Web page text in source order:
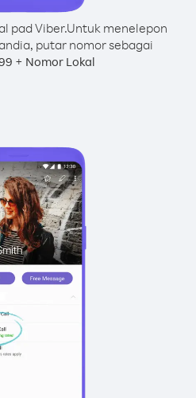
pad Viber.Untuk menelepon
putar nomor sebagai
+ Nomor Lokal